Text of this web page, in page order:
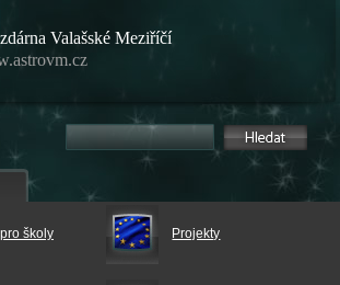
Valašské Meziříčí
školy Projekty